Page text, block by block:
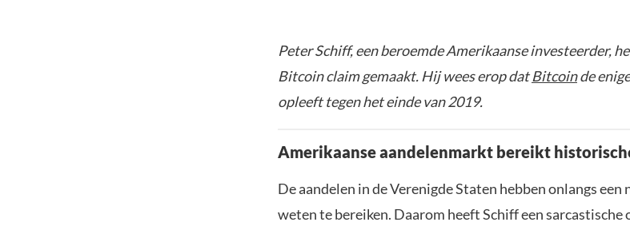
Peter Schiff, een beroemde Amerikaanse investeerder,
Bitcoin claim gemaakt. Hij wees erop datBitcoinde
opleeft tegen het einde van 2019.
Amerikaanse aandelenmarkt bereikt
De aandelen in de Verenigde Staten hebben onlangs
weten te bereiken. Daarom heeft Schiff een sarcastische